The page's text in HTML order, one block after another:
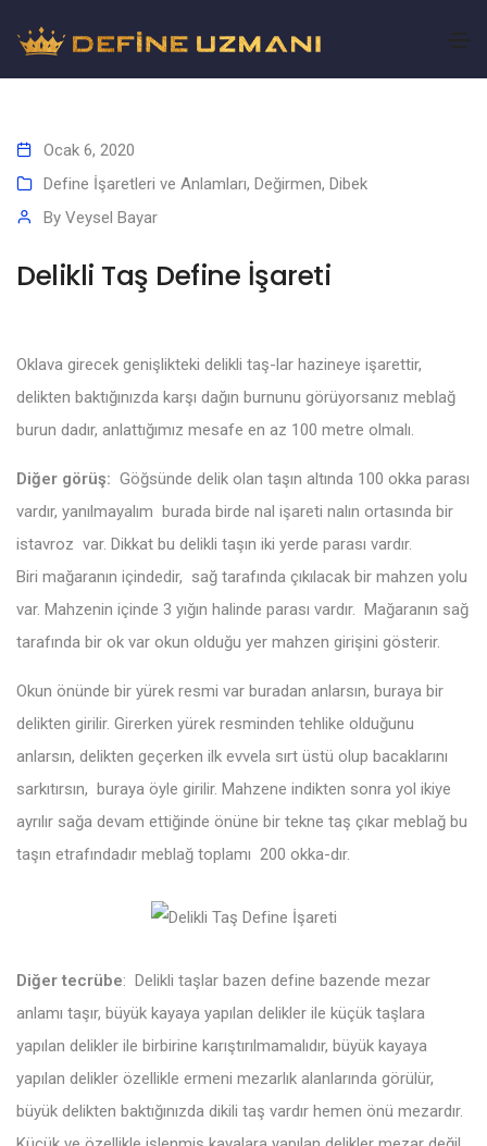
Ocak 6, 2020
Define İşaretleri ve Anlamları, Değirmen, Dibek
By Veysel Bayar
Delikli Taş Define İşareti
Oklava girecek genişlikteki delikli taş-lar hazineye işarettir,
delikten baktığınızda karşı dağın burnunu görüyorsanız meblağ
burun dadır, anlattığımız mesafe en az 100 metre olmalı.
Diğer görüş: Göğsünde delik olan taşın altında 100 okka parası
vardır, yanılmayalım burada birde nal işareti nalın ortasında bir
istavroz var. Dikkat bu delikli taşın iki yerde parası vardır.
Biri mağaranın içindedir, sağ tarafında çıkılacak bir mahzen yolu
var. Mahzenin içinde 3 yığın halinde parası vardır. Mağaranın sağ
tarafında bir ok var okun olduğu yer mahzen girişini gösterir.
Okun önünde bir yürek resmi var buradan anlarsın, buraya bir
delikten girilir. Girerken yürek resminden tehlike olduğunu
anlarsın, delikten geçerken ilk evvela sırt üstü olup bacaklarını
sarkıtırsın, buraya öyle girilir. Mahzene indikten sonra yol ikiye
ayrılır sağa devam ettiğinde önüne bir tekne taş çıkar meblağ bu
taşın etrafındadır meblağ toplamı 200 okka-dır.
Diğer tecrübe: Delikli taşlar bazen define bazende mezar
anlamı taşır, büyük kayaya yapılan delikler ile küçük taşlara
yapılan delikler ile birbirine karıştırılmamalıdır, büyük kayaya
yapılan delikler özellikle ermeni mezarlık alanlarında görülür,
büyük delikten baktığınızda dikili taş vardır hemen önü mezardır.